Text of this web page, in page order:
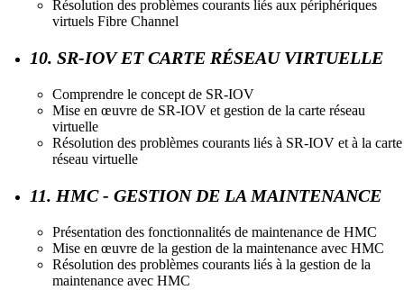
Résolution des problèmes courants liés aux périphériques
virtuels Fibre Channel
10. SR-IOV ET CARTE RÉSEAU VIRTUELLE
Comprendre le concept de SR-IOV
Mise en œuvre de SR-IOV et gestion de la carte réseau
virtuelle
Résolution des problèmes courants liés à SR-IOV et à la carte
réseau virtuelle
11. HMC - GESTION DE LA MAINTENANCE
Présentation des fonctionnalités de maintenance de HMC
Mise en œuvre de la gestion de la maintenance avec HMC
Résolution des problèmes courants liés à la gestion de la
maintenance avec HMC